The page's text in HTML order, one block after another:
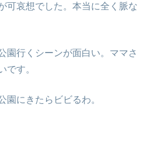
可哀想でした。本当に全く脈な
園行くシーンが面白い。ママさ
です。
園にきたらビビるわ。